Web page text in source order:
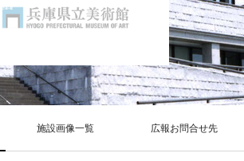
施設画像一覧 広報お問合せ先